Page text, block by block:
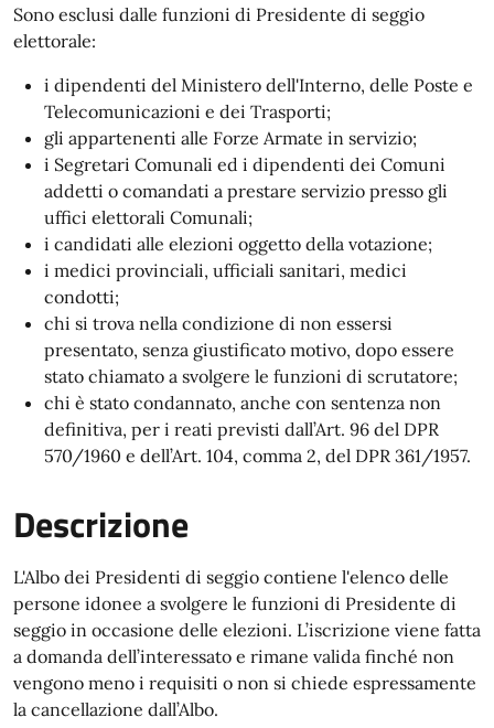
Sono esclusi dalle funzioni di Presidente di seggio
elettorale:
i dipendenti del Ministero dell'Interno, delle Poste e
Telecomunicazioni e dei Trasporti;
gli appartenenti alle Forze Armate in servizio;
i Segretari Comunali ed i dipendenti dei Comuni
addetti o comandati a prestare servizio presso gli
uffici elettorali Comunali;
i candidati alle elezioni oggetto della votazione;
i medici provinciali, ufficiali sanitari, medici
condotti;
chi si trova nella condizione di non essersi
presentato, senza giustificato motivo, dopo essere
stato chiamato a svolgere le funzioni di scrutatore;
chi è stato condannato, anche con sentenza non
definitiva, per i reati previsti dall’Art. 96 del DPR
570/1960 e dell’Art. 104, comma 2, del DPR 361/1957.
Descrizione
L'Albo dei Presidenti di seggio contiene l'elenco delle
persone idonee a svolgere le funzioni di Presidente di
seggio in occasione delle elezioni. L’iscrizione viene fatta
a domanda dell’interessato e rimane valida finché non
vengono meno i requisiti o non si chiede espressamente
la cancellazione dall’Albo.